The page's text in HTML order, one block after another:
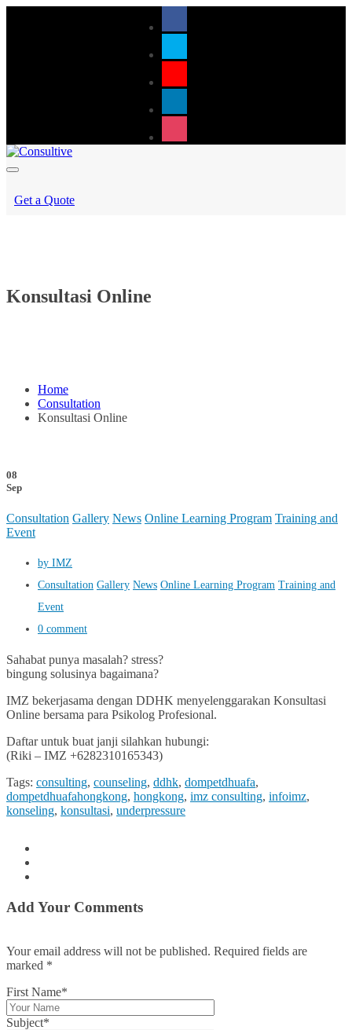
Get a Quote
Konsultasi Online
Home
Consultation
Konsultasi Online
08
Sep
Consultation Gallery News Online Learning Program Training and
Event
by IMZ
Consultation Gallery News Online Learning Program Training and
Event
0 comment
Sahabat punya masalah? stress?
bingung solusinya bagaimana?
IMZ bekerjasama dengan DDHK menyelenggarakan Konsultasi
Online bersama para Psikolog Profesional.
Daftar untuk buat janji silahkan hubungi:
(Riki – IMZ +6282310165343)
Tags: consulting, counseling, ddhk, dompetdhuafa,
dompetdhuafahongkong, hongkong, imz consulting, infoimz,
konseling, konsultasi, underpressure
Add Your Comments
Your email address will not be published. Required fields are
marked *
First Name*
Subject*